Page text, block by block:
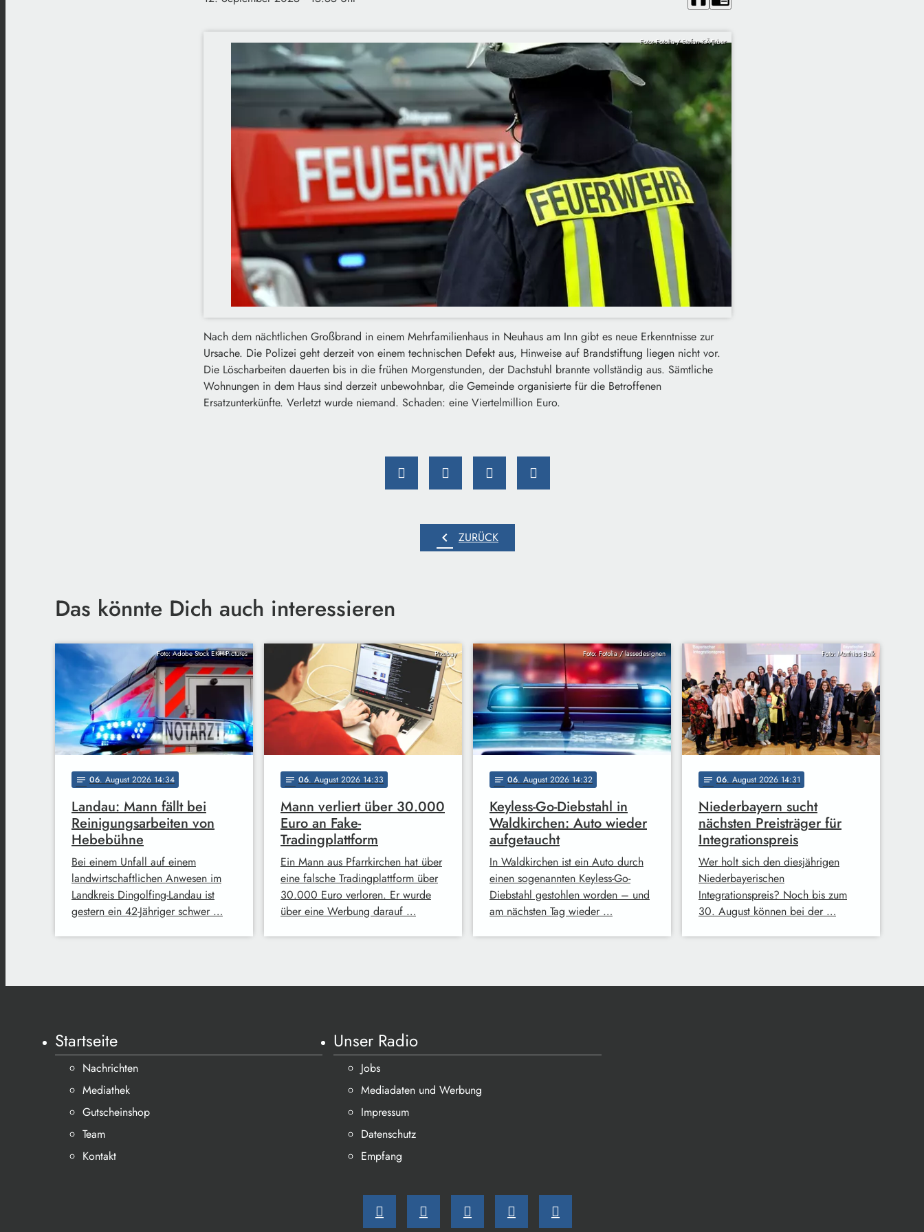
Foto: Fotolia / Stefan KÃ¶rber
Nach dem nächtlichen Großbrand in einem Mehrfamilienhaus in Neuhaus am Inn gibt es neue Erkenntnisse zur
Ursache. Die Polizei geht derzeit von einem technischen Defekt aus, Hinweise auf Brandstiftung liegen nicht vor.
Die Löscharbeiten dauerten bis in die frühen Morgenstunden, der Dachstuhl brannte vollständig aus. Sämtliche
Wohnungen in dem Haus sind derzeit unbewohnbar, die Gemeinde organisierte für die Betroffenen
Ersatzunterkünfte. Verletzt wurde niemand. Schaden: eine Viertelmillion Euro.
chevron_left ZURÜCK
Das könnte Dich auch interessieren
Foto: Adobe Stock EKH-Pictures
notes 06. August 2026 14:34
Landau: Mann fällt bei
Reinigungsarbeiten von
Hebebühne
Bei einem Unfall auf einem
landwirtschaftlichen Anwesen im
Landkreis Dingolfing-Landau ist
gestern ein 42-Jähriger schwer …
Pixabay
notes 06. August 2026 14:33
Mann verliert über 30.000
Euro an Fake-
Tradingplattform
Ein Mann aus Pfarrkirchen hat über
eine falsche Tradingplattform über
30.000 Euro verloren. Er wurde
über eine Werbung darauf …
Foto: Fotolia / lassedesignen
notes 06. August 2026 14:32
Keyless-Go-Diebstahl in
Waldkirchen: Auto wieder
aufgetaucht
In Waldkirchen ist ein Auto durch
einen sogenannten Keyless-Go-
Diebstahl gestohlen worden – und
am nächsten Tag wieder …
Foto: Matthias Balk
notes 06. August 2026 14:31
Niederbayern sucht
nächsten Preisträger für
Integrationspreis
Wer holt sich den diesjährigen
Niederbayerischen
Integrationspreis? Noch bis zum
30. August können bei der …
Startseite
Nachrichten
Mediathek
Gutscheinshop
Team
Kontakt
Unser Radio
Jobs
Mediadaten und Werbung
Impressum
Datenschutz
Empfang